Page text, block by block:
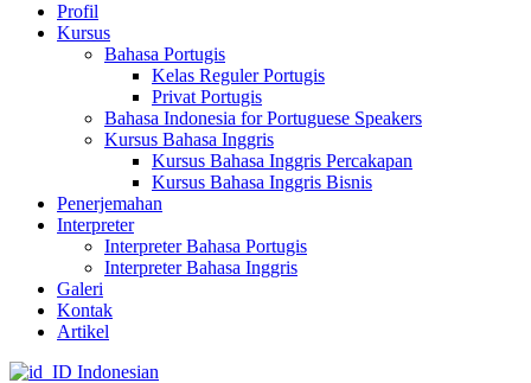
Profil
Kursus
Bahasa Portugis
Kelas Reguler Portugis
Privat Portugis
Bahasa Indonesia for Portuguese Speakers
Kursus Bahasa Inggris
Kursus Bahasa Inggris Percakapan
Kursus Bahasa Inggris Bisnis
Penerjemahan
Interpreter
Interpreter Bahasa Portugis
Interpreter Bahasa Inggris
Galeri
Kontak
Artikel
Indonesian